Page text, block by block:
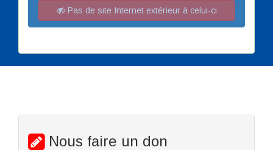
Pas de site Internet extérieur à celui-ci
Nous faire un don